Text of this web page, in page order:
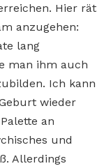
Hier rät
anzugehen:
lang
man ihm auch
Ich kann
wieder
an
und
Allerdings